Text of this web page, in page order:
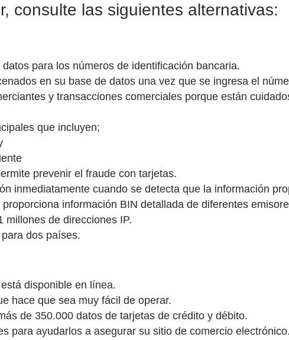
consulte las siguientes alternativas:
para los números de identificación bancaria.
en su base de datos una vez que se ingresa el
y transacciones comerciales porque están
que incluyen;
prevenir el fraude con tarjetas.
inmediatamente cuando se detecta que la información
información BIN detallada de diferentes
millones de direcciones IP.
dos países.
disponible en línea.
hace que sea muy fácil de operar.
de 350.000 datos de tarjetas de crédito y débito.
para ayudarlos a asegurar su sitio de comercio electrónico.